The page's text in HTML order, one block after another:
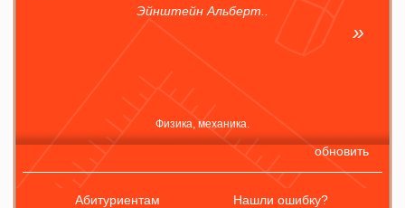
Эйнштейн Альберт..
Физика, механика.
обновить
Абитуриентам
Нашли ошибку?